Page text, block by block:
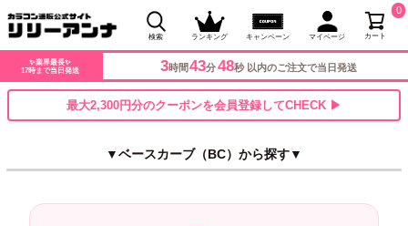
検索 ランキング キャンペーン マイページ カート
0
✨業界最長✨
17時まで当日発送
3時間 43分47秒 以内のご注文で当日発送
最大2,300円分のクーポンを会員登録してCHECK ▶
▼ベースカーブ（BC）から探す▼